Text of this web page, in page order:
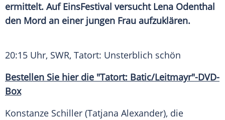
ermittelt. Auf EinsFestival versucht Lena Odenthal
den Mord an einer jungen Frau aufzuklären.
20:15 Uhr, SWR, Tatort: Unsterblich schön
Bestellen Sie hier die "Tatort: Batic/Leitmayr"-DVD-
Box
Konstanze Schiller (Tatjana Alexander), die